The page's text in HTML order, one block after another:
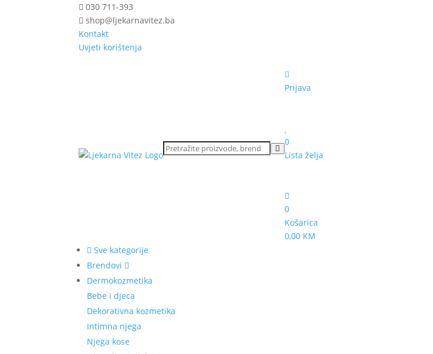
030 711-393
shop@ljekarnavitez.ba
Kontakt
Uvjeti korištenja
Prijava
0
Lista želja
0
Košarica
0,00 KM
Sve kategorije
Brendovi
Dermokozmetika
Bebe i djeca
Dekorativna kozmetika
Intimna njega
Njega kose